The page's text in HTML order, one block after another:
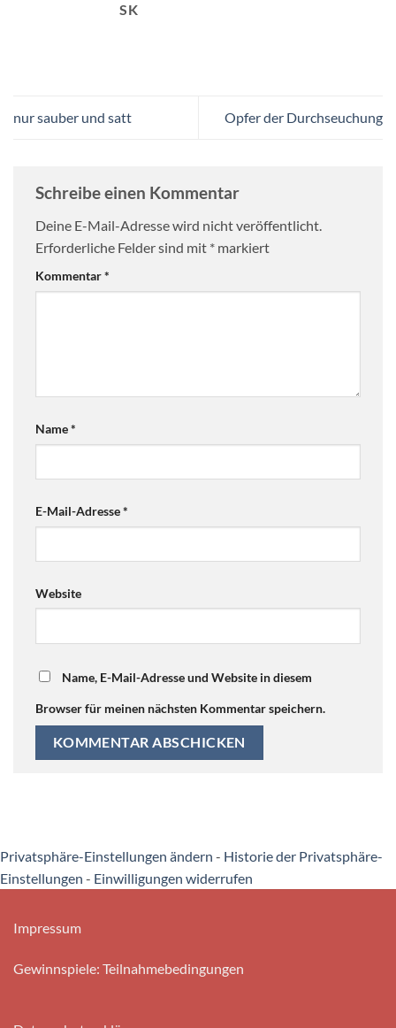
SK
nur sauber und satt Opfer der Durchseuchung
Schreibe einen Kommentar
Deine E-Mail-Adresse wird nicht veröffentlicht.
Erforderliche Felder sind mit * markiert
Kommentar*
Name*
E-Mail-Adresse*
Website
Name, E-Mail-Adresse und Website in diesem
Browser für meinen nächsten Kommentar speichern.
Privatsphäre-Einstellungen ändern - Historie der Privatsphäre-
Einstellungen - Einwilligungen widerrufen
Impressum
Gewinnspiele: Teilnahmebedingungen